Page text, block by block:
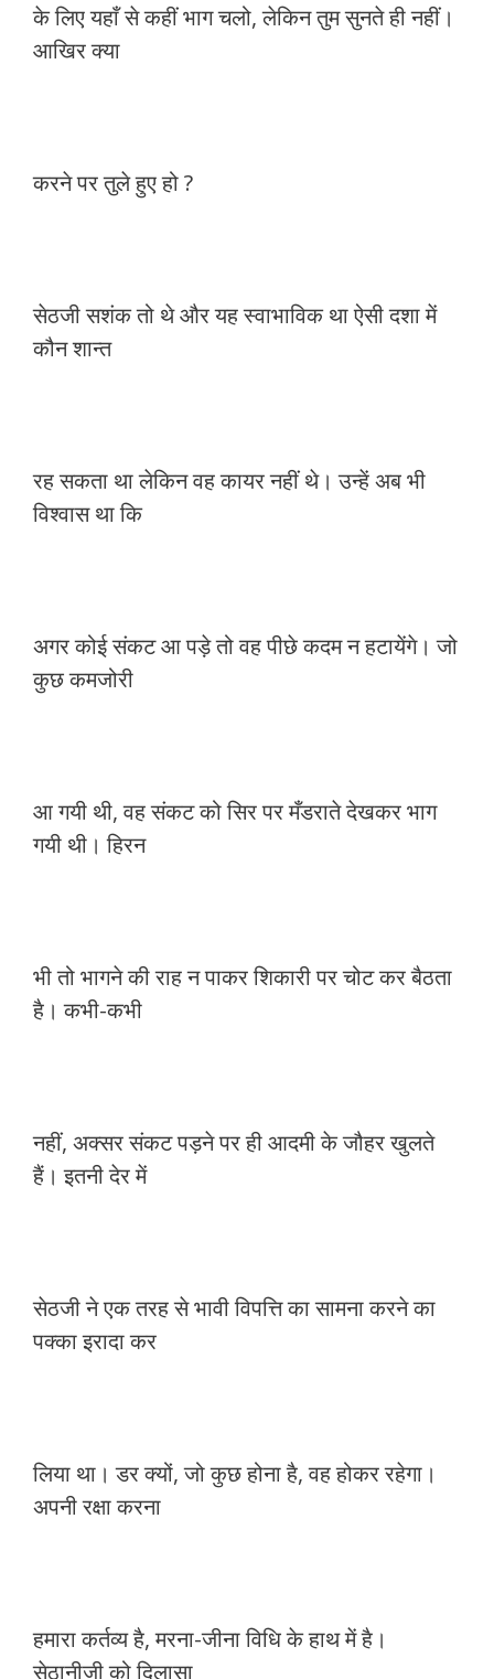
के लिए यहाँ से कहीं भाग चलो, लेकिन तुम सुनते ही नहीं।
आखिर क्या
करने पर तुले हुए हो ?
सेठजी सशंक तो थे और यह स्वाभाविक था ऐसी दशा में
कौन शान्त
रह सकता था लेकिन वह कायर नहीं थे। उन्हें अब भी
विश्वास था कि
अगर कोई संकट आ पड़े तो वह पीछे कदम न हटायेंगे। जो
कुछ कमजोरी
आ गयी थी, वह संकट को सिर पर मँडराते देखकर भाग
गयी थी। हिरन
भी तो भागने की राह न पाकर शिकारी पर चोट कर बैठता
है। कभी-कभी
नहीं, अक्सर संकट पड़ने पर ही आदमी के जौहर खुलते
हैं। इतनी देर में
सेठजी ने एक तरह से भावी विपत्ति का सामना करने का
पक्का इरादा कर
लिया था। डर क्यों, जो कुछ होना है, वह होकर रहेगा।
अपनी रक्षा करना
हमारा कर्तव्य है, मरना-जीना विधि के हाथ में है।
सेठानीजी को दिलासा